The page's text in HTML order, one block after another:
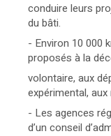
conduire leurs
du bâti.
- Environ 10 000
proposés à la
volontaire, aux
expérimental, aux
- Les agences
d’un conseil